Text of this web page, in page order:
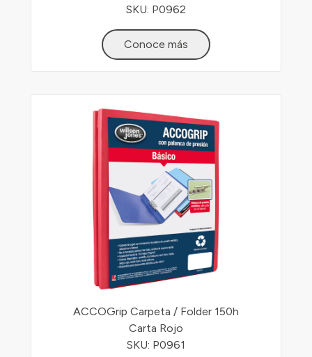
SKU: P0962
Conoce más
ACCOGrip Carpeta / Folder 150h
Carta Rojo
SKU: P0961